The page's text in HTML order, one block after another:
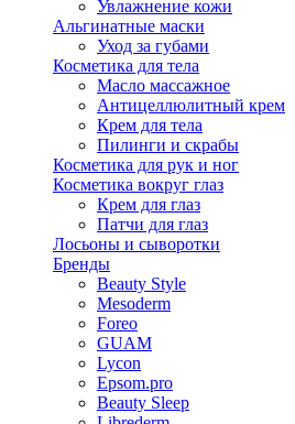
Увлажнение кожи
Альгинатные маски
Уход за губами
Косметика для тела
Масло массажное
Антицеллюлитный крем
Крем для тела
Пилинги и скрабы
Косметика для рук и ног
Косметика вокруг глаз
Крем для глаз
Патчи для глаз
Лосьоны и сыворотки
Бренды
Beauty Style
Mesoderm
Foreo
GUAM
Lycon
Epsom.pro
Beauty Sleep